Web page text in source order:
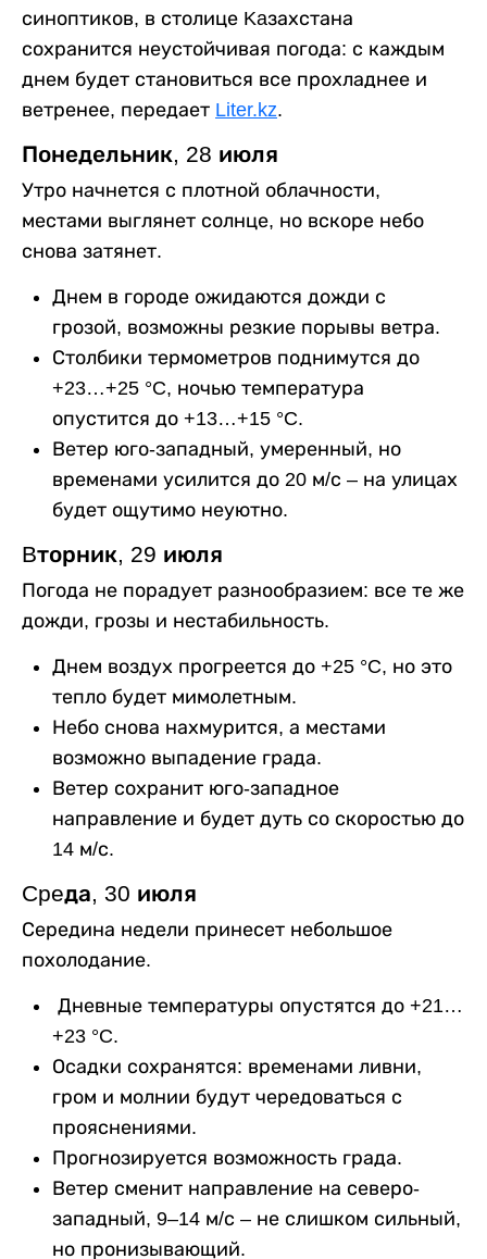
синоптиков, в столице Kaзахстана
сохранится неустойчивая погода: с каждым
днем будет становиться все прохладнее и
ветренее, передает Liter.kz.
Понедельник, 28 июля
Утро начнется с плотной облачности,
местами выглянет солнце, но вскоре небо
снова затянет.
Днем в городе ожидаются дожди с
грозой, возможны резкие порывы ветра.
Столбики термометров поднимутся до
+23…+25 °C, ночью температура
опустится до +13…+15 °C.
Ветер юго-западный, умеренный, но
временами усилится до 20 м/с – на улицах
будет ощутимо неуютно.
Bторник, 29 июля
Погода не порадует разнообразием: все те же
дожди, грозы и нестабильность.
Днем воздух прогреется до +25 °C, но это
тепло будет мимолетным.
Небо снова нахмурится, а местами
возможно выпадение града.
Ветер сохранит юго-западное
направление и будет дуть со скоростью до
14 м/с.
Cpeда, 30 июля
Середина недели принесет небольшое
похолодание.
Дневные температуры опустятся до +21…
+23 °C.
Осадки сохранятся: временами ливни,
гром и молнии будут чередоваться с
прояснениями.
Прогнозируется возможность града.
Ветер сменит направление на северо-
западный, 9–14 м/с – не слишком сильный,
но пронизывающий.